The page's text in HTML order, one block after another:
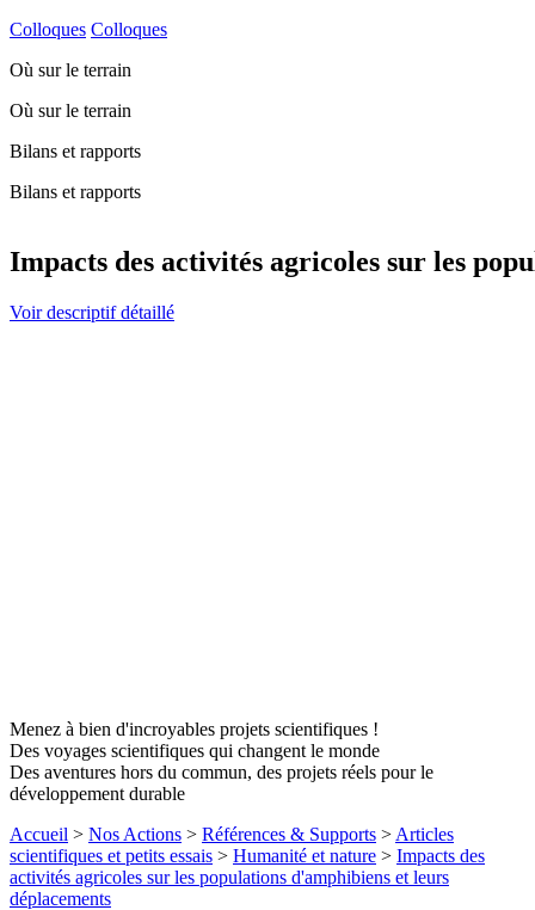
Colloques Colloques
Où sur le terrain
Où sur le terrain
Bilans et rapports
Bilans et rapports
Impacts des activités agricoles sur les
Voir descriptif détaillé
Menez à bien d'incroyables projets scientifiques !
Des voyages scientifiques qui changent le monde
Des aventures hors du commun, des projets réels pour le
développement durable
Accueil > Nos Actions > Références & Supports > Articles
scientifiques et petits essais > Humanité et nature > Impacts des
activités agricoles sur les populations d'amphibiens et leurs
déplacements